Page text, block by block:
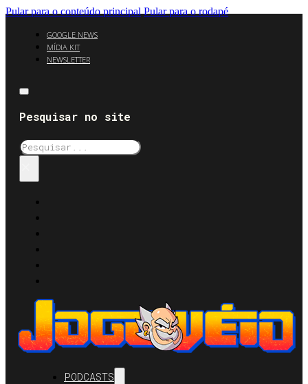
Pular para o conteúdo principal Pular para o rodapé
GOOGLE NEWS
MÍDIA KIT
NEWSLETTER
Pesquisar no site
Pesquisar
PODCASTS